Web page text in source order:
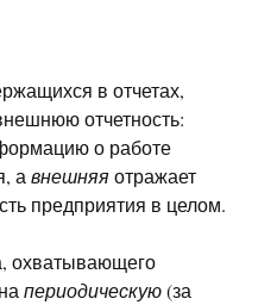
в отчетах,
отчетность:
о работе
а внешняяотражает
предприятия в целом.
охватывающего
периодическую(за